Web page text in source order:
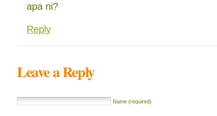
apa ni?
Reply
Leave a Reply
Name (required)